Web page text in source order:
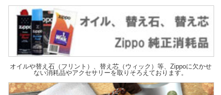
オイルや替え石（フリント）、替え芯（ウィック）等、Zippoに欠かせ
ない消耗品やアクセサリーを取りそろえております。